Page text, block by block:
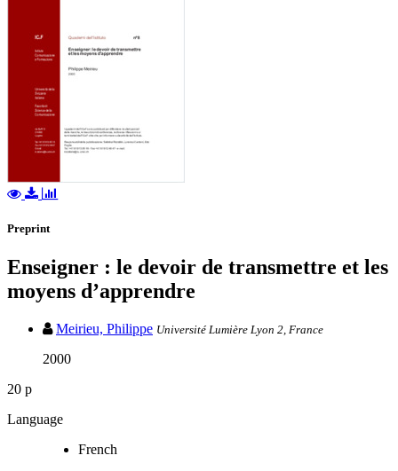
Preprint
Enseigner : le devoir de transmettre et les
moyens d’apprendre
Meirieu, Philippe Université Lumière Lyon 2, France
2000
20 p
Language
French